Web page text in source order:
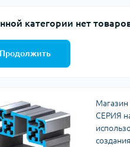
категории нет
Продолжить
СЕРИЯ